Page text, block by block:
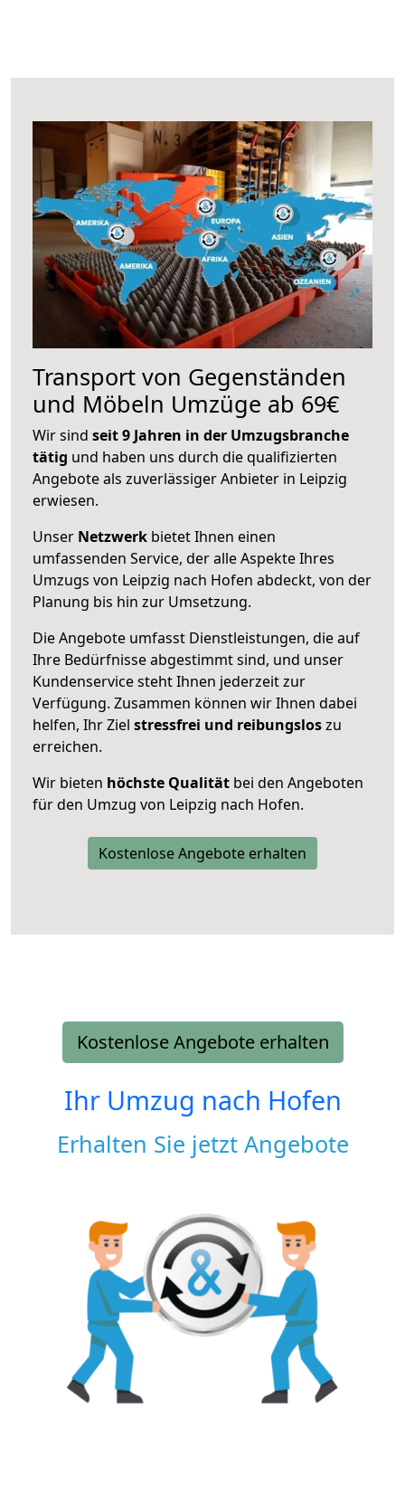
Transport von Gegenständen
und Möbeln Umzüge ab 69€
Wir sind seit 9 Jahren in der Umzugsbranche
tätig und haben uns durch die qualifizierten
Angebote als zuverlässiger Anbieter in Leipzig
erwiesen.
Unser Netzwerk bietet Ihnen einen
umfassenden Service, der alle Aspekte Ihres
Umzugs von Leipzig nach Hofen abdeckt, von der
Planung bis hin zur Umsetzung.
Die Angebote umfasst Dienstleistungen, die auf
Ihre Bedürfnisse abgestimmt sind, und unser
Kundenservice steht Ihnen jederzeit zur
Verfügung. Zusammen können wir Ihnen dabei
helfen, Ihr Ziel stressfrei und reibungsloszu
erreichen.
Wir bieten höchste Qualität bei den Angeboten
für den Umzug von Leipzig nach Hofen.
Kostenlose Angebote erhalten
Kostenlose Angebote erhalten
Ihr Umzug nach Hofen
Erhalten Sie jetzt Angebote